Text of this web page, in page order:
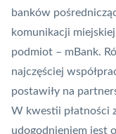
banków
komunikacji
podmiot – mBank.
najczęściej
postawiły na
W kwestii płatności
udogodnieniem jest